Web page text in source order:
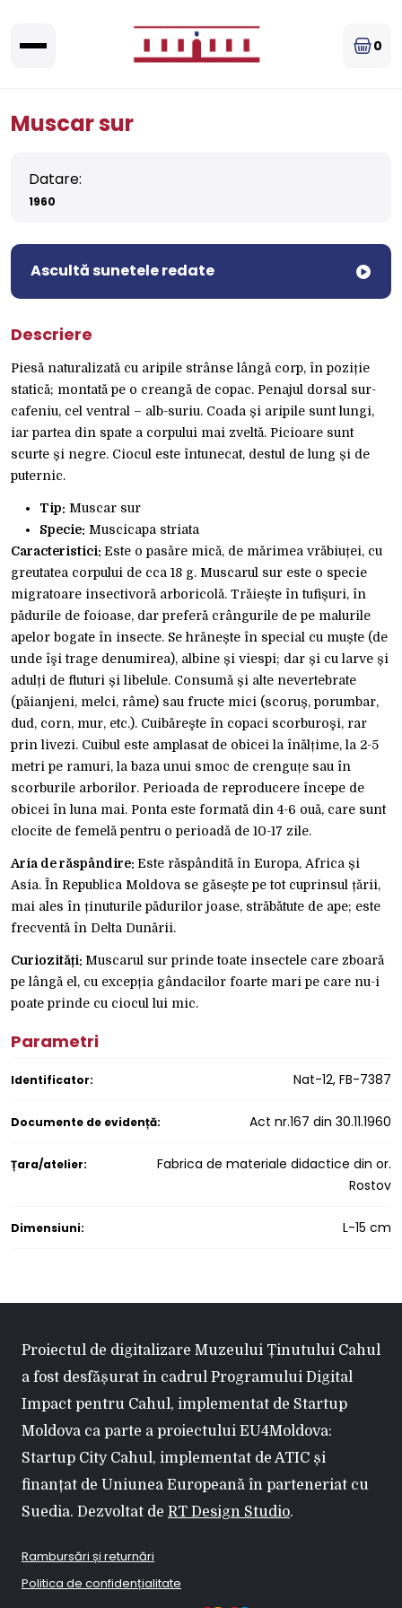
0
Muscar sur
Datare:
1960
Ascultă sunetele redate
Descriere
Piesă naturalizată cu aripile strânse lângă corp, în poziție
statică; montată pe o creangă de copac. Penajul dorsal sur-
cafeniu, cel ventral – alb-suriu. Coada și aripile sunt lungi,
iar partea din spate a corpului mai zveltă. Picioare sunt
scurte și negre. Ciocul este întunecat, destul de lung și de
puternic.
Tip: Muscar sur
Specie: Muscicapa striata
Caracteristici: Este o pasăre mică, de mărimea vrăbiuței, cu
greutatea corpului de cca 18 g. Muscarul sur este o specie
migratoare insectivoră arboricolă. Trăiește în tufișuri, în
pădurile de foioase, dar preferă crângurile de pe malurile
apelor bogate în insecte. Se hrănește în special cu muște (de
unde îşi trage denumirea), albine și viespi; dar și cu larve și
adulți de fluturi și libelule. Consumă și alte nevertebrate
(păianjeni, melci, râme) sau fructe mici (scoruș, porumbar,
dud, corn, mur, etc.). Cuibăreşte în copaci scorburoşi, rar
prin livezi. Cuibul este amplasat de obicei la înălțime, la 2-5
metri pe ramuri, la baza unui smoc de crenguțe sau în
scorburile arborilor. Perioada de reproducere începe de
obicei în luna mai. Ponta este formată din 4-6 ouă, care sunt
clocite de femelă pentru o perioadă de 10-17 zile.
Aria de răspândire: Este răspândită în Europa, Africa și
Asia. În Republica Moldova se găsește pe tot cuprinsul țării,
mai ales în ținuturile pădurilor joase, străbătute de ape; este
frecventă în Delta Dunării.
Curiozități: Muscarul sur prinde toate insectele care zboară
pe lângă el, cu excepția gândacilor foarte mari pe care nu-i
poate prinde cu ciocul lui mic.
Parametri
Identificator: Nat-12, FB-7387
Documente de evidență: Act nr.167 din 30.11.1960
Țara/atelier:
Fabrica de materiale didactice din or.
Rostov
Dimensiuni: L-15 cm
Proiectul de digitalizare Muzeului Ținutului Cahul
a fost desfășurat în cadrul Programului Digital
Impact pentru Cahul, implementat de Startup
Moldova ca parte a proiectului EU4Moldova:
Startup City Cahul, implementat de ATIC și
finanțat de Uniunea Europeană în parteneriat cu
Suedia. Dezvoltat de RT Design Studio.
Rambursări și returnări
Politica de confidențialitate